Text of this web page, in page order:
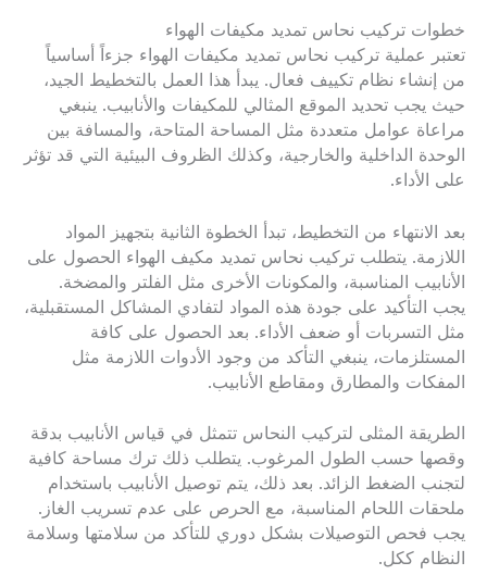
خطوات تركيب نحاس تمديد مكيفات الهواء
تعتبر عملية تركيب نحاس تمديد مكيفات الهواء جزءاً أساسياً
من إنشاء نظام تكييف فعال. يبدأ هذا العمل بالتخطيط الجيد،
حيث يجب تحديد الموقع المثالي للمكيفات والأنابيب. ينبغي
مراعاة عوامل متعددة مثل المساحة المتاحة، والمسافة بين
الوحدة الداخلية والخارجية، وكذلك الظروف البيئية التي قد تؤثر
على الأداء.
بعد الانتهاء من التخطيط، تبدأ الخطوة الثانية بتجهيز المواد
اللازمة. يتطلب تركيب نحاس تمديد مكيف الهواء الحصول على
الأنابيب المناسبة، والمكونات الأخرى مثل الفلتر والمضخة.
يجب التأكيد على جودة هذه المواد لتفادي المشاكل المستقبلية،
مثل التسربات أو ضعف الأداء. بعد الحصول على كافة
المستلزمات، ينبغي التأكد من وجود الأدوات اللازمة مثل
المفكات والمطارق ومقاطع الأنابيب.
الطريقة المثلى لتركيب النحاس تتمثل في قياس الأنابيب بدقة
وقصها حسب الطول المرغوب. يتطلب ذلك ترك مساحة كافية
لتجنب الضغط الزائد. بعد ذلك، يتم توصيل الأنابيب باستخدام
ملحقات اللحام المناسبة، مع الحرص على عدم تسريب الغاز.
يجب فحص التوصيلات بشكل دوري للتأكد من سلامتها وسلامة
النظام ككل.